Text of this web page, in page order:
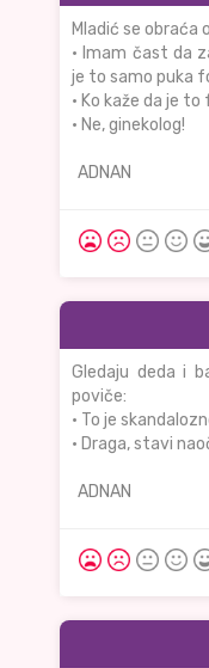
Mladić se obraća
• Imam čast da
je to samo puka
• Ko kaže da je
• Ne, ginekolog!
ADNAN
Gledaju deda i
poviče:
• To je
• Draga, stavi
ADNAN